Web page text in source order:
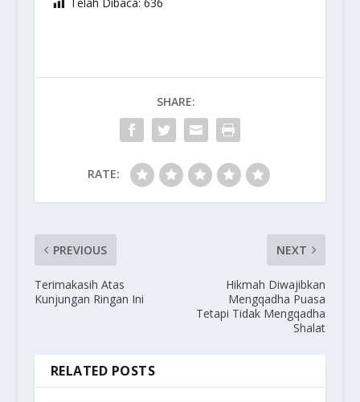
SHARE:
RATE:
PREVIOUS
Terimakasih Atas
Kunjungan Ringan Ini
NEXT
Hikmah Diwajibkan
Mengqadha Puasa
Tetapi Tidak Mengqadha
Shalat
RELATED POSTS